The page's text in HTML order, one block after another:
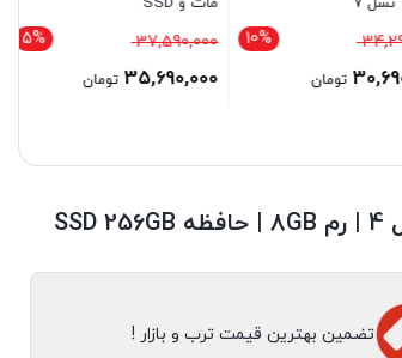
10%
قیمت
اصلی
تومان
5% 37,590,000قیمت
اصلی35,690,000 تومان
است.
تضمین بهترین قیمت ترب و بازار !